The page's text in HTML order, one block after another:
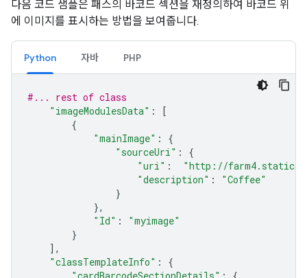
다음 코드 샘플은 패스의 바코드 섹션을 재정의하여 바코드 위
에 이미지를 표시하는 방법을 보여줍니다.
Python 자바 PHP
#... rest of class
"imageModulesData" :
[
{
"mainImage" :
{
"sourceUri" :
{
"uri" :
"http://
"description" :
"Coffee"
}
},
"Id" :
"myimage"
}
],
"classTemplateInfo" :
{